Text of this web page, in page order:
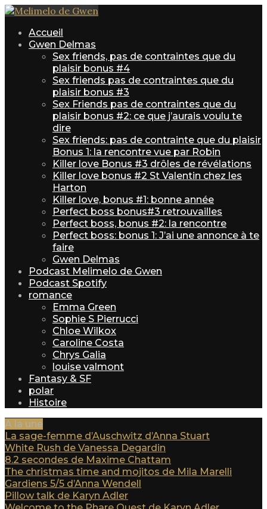
Accueil
Gwen Delmas
Sex friends, pas de contraintes que du
plaisir bonus #4
Sex friends pas de contraintes que du
plaisir bonus #3
Sex Friends pas de contraintes que du
plaisir bonus #2: ce que j’aurais voulu te
dire
Sex friends: pas de contrainte que du plaisir
Bonus 1: la rencontre vue par Robin
Killer love Bonus #3 drôles de révélations
Killer love bonus #2 St Valentin chez les
Harton
Killer love, bonus #1: bonne année
Perfect boss bonus#3 retrouvailles
Perfect boss, bonus #2: la rencontre
Perfect boss: bonus 1: J’ai une annonce à te
faire
Gwen Delmas
Podcast Melimelo de Gwen
Podcast Spotify
romance
Emma Green
Sophie S Pierrucci
Chloe Wilkox
Caroline Costa
Chrys Galia
louise valmont
Fantasy & SF
polar
Histoire
A la une
La sage-femme d’Auschwitz d’Anna Stuart
White Rush de Vanessa Degardin
8.2 secondes de Maxime Chattam
The christmas time and mojitos de Mila Marelli
Gardiens 5/5 d’Anna Wendell
Pillow talk de Karyn Adler